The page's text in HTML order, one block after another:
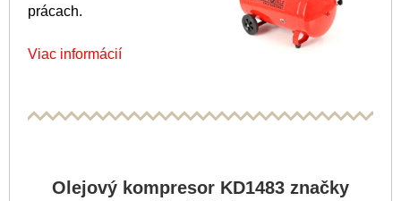
prácach.
Viac informácií
Olejový kompresor KD1483 značky